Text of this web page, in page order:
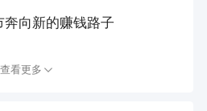
奔向新的赚钱路子
查看更多